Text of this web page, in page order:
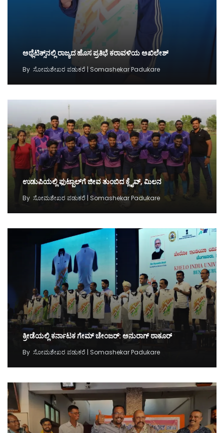
ಅಥ್ಲೆಟಿಕ್ಸ್‌ನಲ್ಲಿ ರಾಜ್ಯದ ಹೊಸ ಪ್ರತಿಭೆ ಕರಾವಳಿಯ ಅಖಿಲೇಶ್‌
By ಸೋಮಶೇಖರ ಪಡುಕರೆ | Somashekar Padukare
ಉಡುಪಿಯಲ್ಲಿ ಫುಟ್ಬಾಲ್‌ಗೆ ಜೀವ ತುಂಬಿದ ಕ್ಲೈವ್‌, ಮಿಲನ
By ಸೋಮಶೇಖರ ಪಡುಕರೆ | Somashekar Padukare
ಕ್ರೀಡೆಯಲ್ಲಿ ಕರ್ನಾಟಕ ಗೇಮ್‌ ಚೇಂಜರ್‌: ಅನುರಾಗ್‌ ಠಾಕೂರ್‌
By ಸೋಮಶೇಖರ ಪಡುಕರೆ | Somashekar Padukare